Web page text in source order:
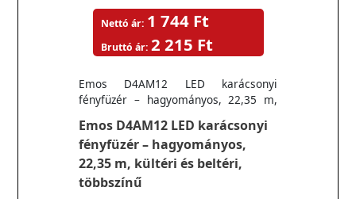
Emos D4AM12 LED karácsonyi
fényfüzér – hagyományos,
22,35 m, kültéri és beltéri,
többszínű
Emos D4AM12 LED karácsonyi
fényfüzér – hagyományos, 22,35 m,
Nettó ár: 1 744 Ft
Bruttó ár: 2 215 Ft